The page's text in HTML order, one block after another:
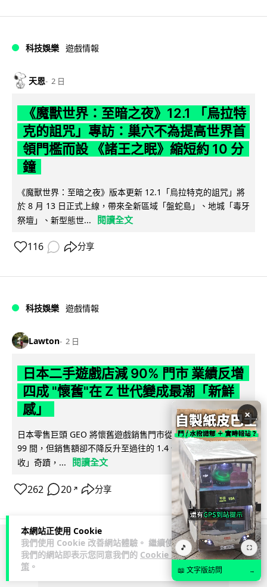
本網站正使用 Cookie
我們使用 Cookie 改善網站體驗。 繼續使用
我們的網站即表示您同意我們的 Cookie 政
策 。
科技娛樂 遊戲情報
天恩 2 日
《魔獸世界：至暗之夜》12.1 「烏拉特
克的詛咒」專訪：巢穴不為提高世界首
領門檻而設 《諸王之眠》縮短約 10 分
鐘
《魔獸世界：至暗之夜》版本更新 12.1「烏拉特克的詛咒」將
於 8 月 13 日正式上線，帶來全新區域「盤蛇島」、地城「毒牙
祭壇」、新型態世...
閱讀全文
116 分享
科技娛樂 遊戲情報
Lawton 2 日
日本二手遊戲店減 90% 門市 業績反增
四成 "懷舊"在 Z 世代變成最潮「新鮮
感」
日本零售巨頭 GEO 將懷舊遊戲銷售門市從 1,000 間大幅減至
99 間，但銷售額卻不降反升至過往的 1.4 倍。做到「減店增
收」奇蹟，...
閱讀全文
262 20 ↗ 分享
ADVERTISEMENT
×
🎵 ⛶
📖 文字版訪問 →